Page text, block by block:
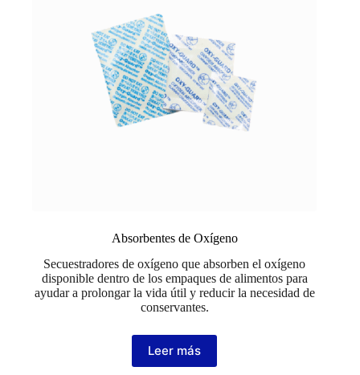
Absorbentes de Oxígeno
Secuestradores de oxígeno que absorben el oxígeno
disponible dentro de los empaques de alimentos para
ayudar a prolongar la vida útil y reducir la necesidad de
conservantes.
Leer más